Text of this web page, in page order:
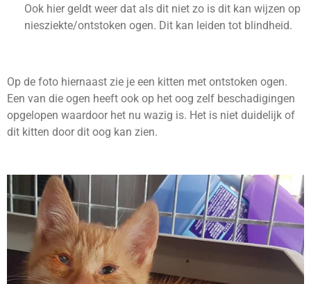
Ook hier geldt weer dat als dit niet zo is dit kan wijzen op
niesziekte/ontstoken ogen. Dit kan leiden tot blindheid.
Op de foto hiernaast zie je een kitten met ontstoken ogen.
Een van die ogen heeft ook op het oog zelf beschadigingen
opgelopen waardoor het nu wazig is. Het is niet duidelijk of
dit kitten door dit oog kan zien.